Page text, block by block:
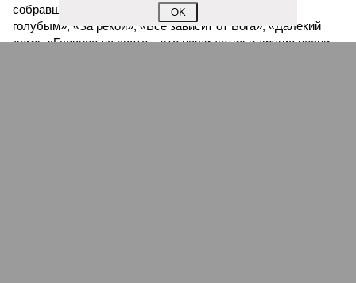
собравшихся прозвучали композиции «Над небом
голубым», «За рекой», «Все зависит от Бога», «Далекий
дом», «Главное на свете – это наши дети» и другие песни.
OK